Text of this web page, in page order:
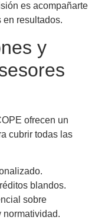
es acompañarte
en resultados.
y
ofrecen un
cubrir todas las
blandos.
sobre
normatividad.